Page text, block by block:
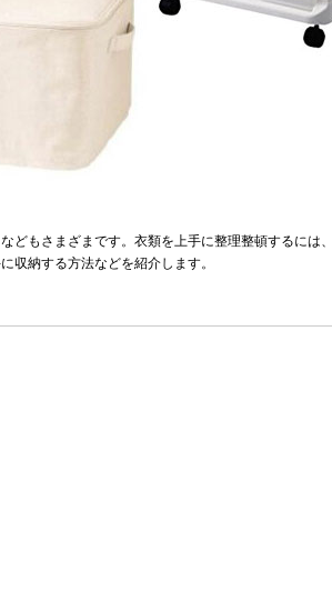
どもさまざまです。衣類を上手に整理整頓するには
収納する方法などを紹介します。